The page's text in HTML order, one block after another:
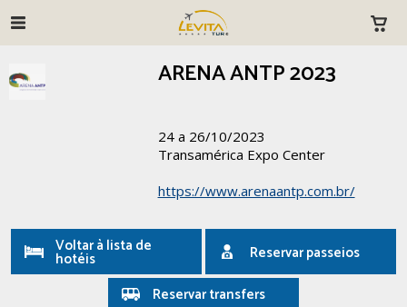
ARENA ANTP 2023
24 a 26/10/2023
Transamérica Expo Center
https://www.arenaantp.com.br/
Voltar à lista de
hotéis
Reservar passeios
Reservar transfers